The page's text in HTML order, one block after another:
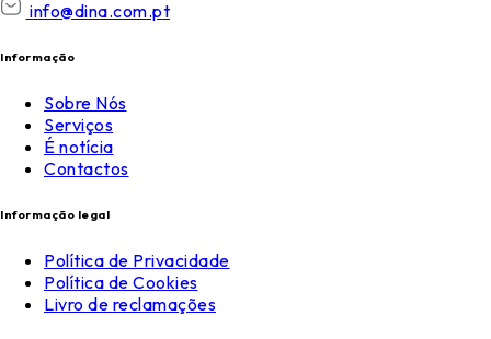
info@dina.com.pt
Informação
Sobre Nós
Serviços
É notícia
Contactos
Informação legal
Política de Privacidade
Política de Cookies
Livro de reclamações